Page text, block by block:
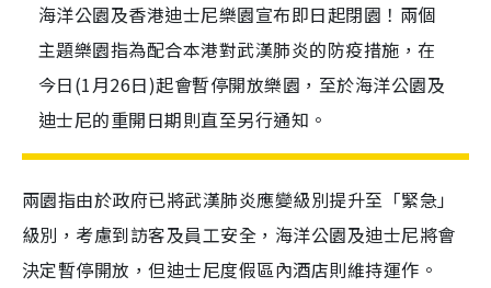
海洋公園及香港迪士尼樂園宣布即日起閉園！兩個
主題樂園指為配合本港對武漢肺炎的防疫措施，在
今日(1月26日)起會暫停開放樂園，至於海洋公園及
迪士尼的重開日期則直至另行通知。
兩園指由於政府已將武漢肺炎應變級別提升至「緊急」
級別，考慮到訪客及員工安全，海洋公園及迪士尼將會
決定暫停開放，但迪士尼度假區內酒店則維持運作。